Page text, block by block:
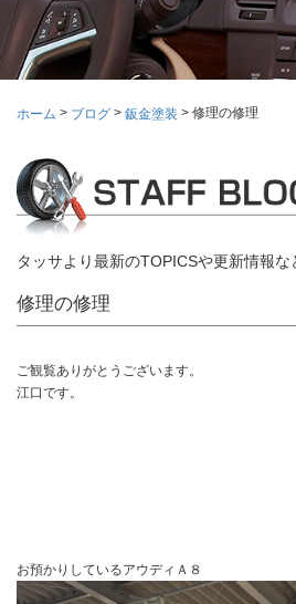
ホーム > ブログ > 鈑金塗装 > 修理の修理
タッサより最新のTOPICSや更新情報な
修理の修理
ご観覧ありがとうございます。
江口です。
お預かりしているアウディＡ８